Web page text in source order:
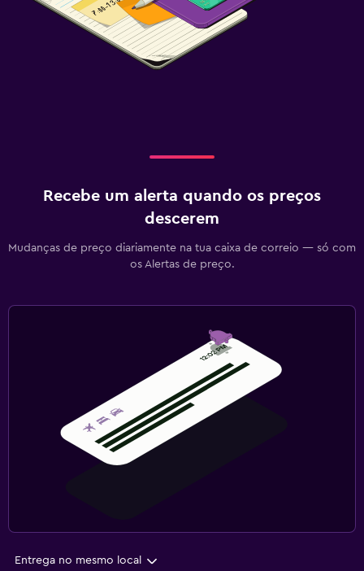
Recebe um alerta quando os preços
descerem
Mudanças de preço diariamente na tua caixa de correio — só com
os Alertas de preço.
Entrega no mesmo local